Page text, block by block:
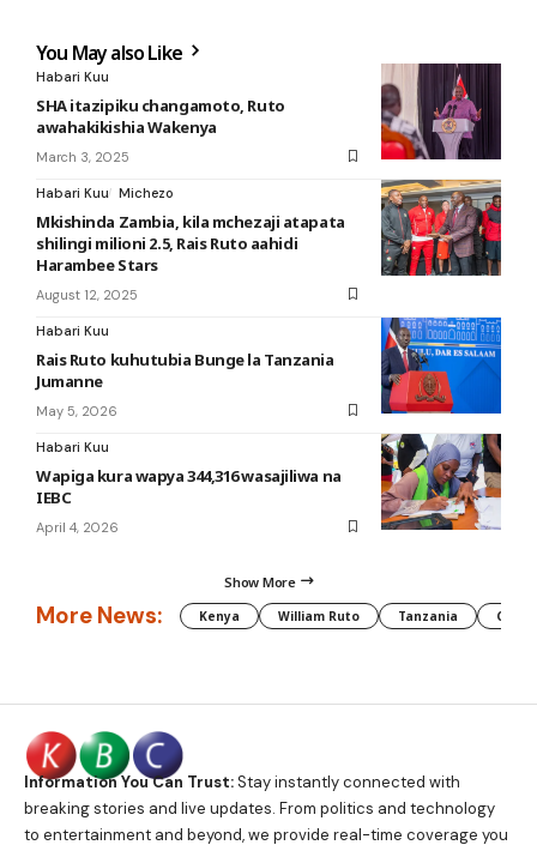
You May also Like
Habari Kuu
SHA itazipiku changamoto, Ruto
awahakikishia Wakenya
March 3, 2025
Habari Kuu Michezo
Mkishinda Zambia, kila mchezaji atapata
shilingi milioni 2.5, Rais Ruto aahidi
Harambee Stars
August 12, 2025
Habari Kuu
Rais Ruto kuhutubia Bunge la Tanzania
Jumanne
May 5, 2026
Habari Kuu
Wapiga kura wapya 344,316 wasajiliwa na
IEBC
April 4, 2026
Show More
More News: Kenya William Ruto Tanzania CAF
Information You Can Trust:Stay instantly connected with
breaking stories and live updates. From politics and technology
to entertainment and beyond, we provide real-time coverage you